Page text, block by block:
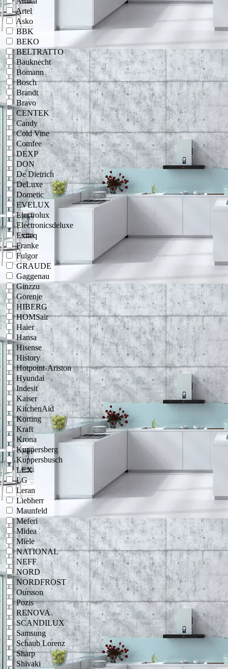
Artel
Asko
BBK
BEKO
BELTRATTO
Bauknecht
Bomann
Bosch
Brandt
Bravo
CENTEK
Candy
Cold Vine
Comfee
DEXP
DON
De Dietrich
DeLuxe
Dometic
EVELUX
Electrolux
Electronicsdeluxe
Exiteq
Franke
Fulgor
GRAUDE
Gaggenau
Ginzzu
Gorenje
HIBERG
HOMSair
Haier
Hansa
Hisense
History
Hotpoint-Ariston
Hyundai
Indesit
Kaiser
KitchenAid
Korting
Kraft
Krona
Kuppersberg
Kuppersbusch
LEX
LG
Leran
Liebherr
Maunfeld
Meferi
Midea
Miele
NATIONAL
NEFF
NORD
NORDFROST
Oursson
Pozis
RENOVA
SCANDILUX
Samsung
Schaub Lorenz
Sharp
Shivaki